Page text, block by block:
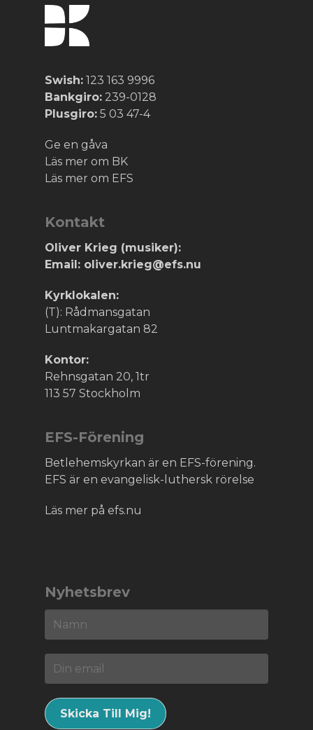
Swish: 123 163 9996
Bankgiro: 239-0128
Plusgiro: 5 03 47-4
Ge en gåva
Läs mer om BK
Läs mer om EFS
Kontakt
Oliver Krieg (musiker):
Email: oliver.krieg@efs.nu
Kyrklokalen:
(T): Rådmansgatan
Luntmakargatan 82
Kontor:
Rehnsgatan 20, 1tr
113 57 Stockholm
EFS-Förening
Betlehemskyrkan är en EFS-förening.
EFS är en evangelisk-luthersk rörelse
Läs mer på efs.nu
Nyhetsbrev